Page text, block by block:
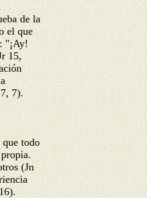
de la
el que
"¡Ay!
15,
7).
todo
(Jn